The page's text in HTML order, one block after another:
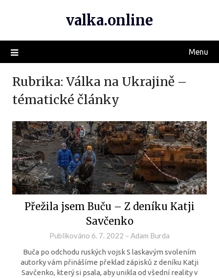
valka.online
Menu
Rubrika: Válka na Ukrajině –
tématické články
Přežila jsem Buču – Z deníku Katji
Savčenko
Publikováno 6. 7. 2022 – Adam Burda
Buča po odchodu ruských vojsk S laskavým svolením
autorky vám přinášíme překlad zápisků z deníku Katji
Savčenko, který si psala, aby unikla od všední reality v